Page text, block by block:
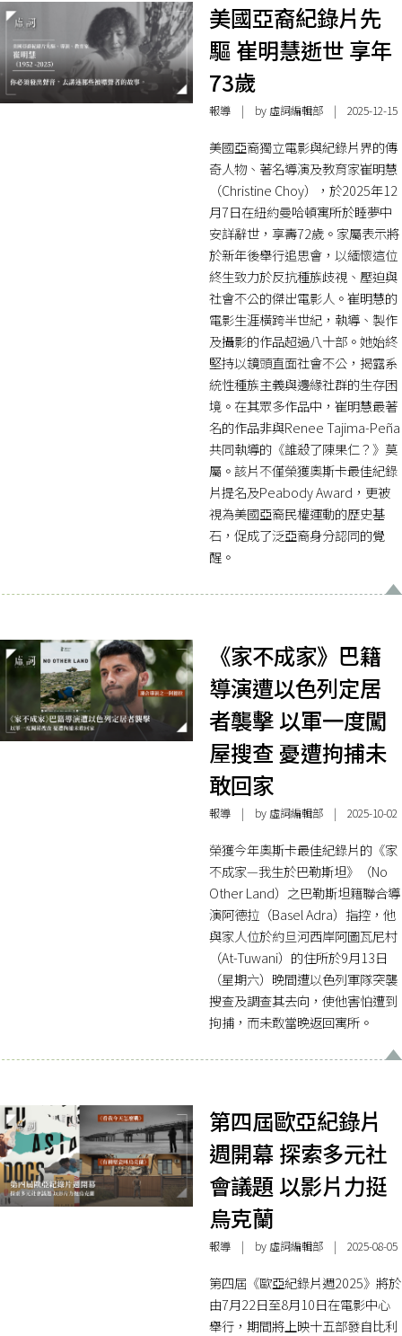
美國亞裔紀錄片先
驅 崔明慧逝世 享年
73歲
報導| by 虛詞編輯部 | 2025-12-15
美國亞裔獨立電影與紀錄片界的傳
奇人物、著名導演及教育家崔明慧
（Christine Choy），於2025年12
月7日在紐約曼哈頓寓所於睡夢中
安詳辭世，享壽72歲。家屬表示將
於新年後舉行追思會，以緬懷這位
終生致力於反抗種族歧視、壓迫與
社會不公的傑出電影人。崔明慧的
電影生涯橫跨半世紀，執導、製作
及攝影的作品超過八十部。她始終
堅持以鏡頭直面社會不公，揭露系
統性種族主義與邊緣社群的生存困
境。在其眾多作品中，崔明慧最著
名的作品非與Renee Tajima-Peña
共同執導的《誰殺了陳果仁？》莫
屬。該片不僅榮獲奧斯卡最佳紀錄
片提名及Peabody Award，更被
視為美國亞裔民權運動的歷史基
石，促成了泛亞裔身分認同的覺
醒。
《家不成家》巴籍
導演遭以色列定居
者襲擊 以軍一度闖
屋搜查 憂遭拘捕未
敢回家
報導| by 虛詞編輯部 | 2025-10-02
榮獲今年奧斯卡最佳紀錄片的《家
不成家—我生於巴勒斯坦》（No
Other Land）之巴勒斯坦籍聯合導
演阿德拉（Basel Adra）指控，他
與家人位於約旦河西岸阿圖瓦尼村
（At-Tuwani）的住所於9月13日
（星期六）晚間遭以色列軍隊突襲
搜查及調查其去向，使他害怕遭到
拘捕，而未敢當晚返回寓所。
第四屆歐亞紀錄片
週開幕 探索多元社
會議題 以影片力挺
烏克蘭
報導| by 虛詞編輯部 | 2025-08-05
第四屆《歐亞紀錄片週2025》將於
由7月22日至8月10日在電影中心
舉行，期間將上映十五部發自比利